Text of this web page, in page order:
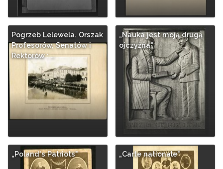
Pogrzeb Lelewela. Orszak
Profesorów, Senatów i
Rektorów : …
„Nauka jest moją drugą
ojczyżna"
„Poland's Patriots" „Carte nationale"